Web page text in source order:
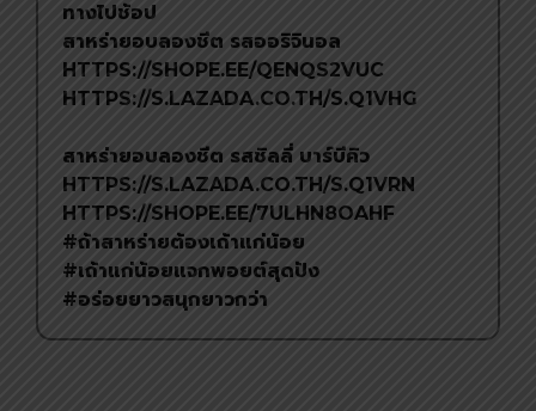
ทางไปช้อป
สาหร่ายอบลองชีต รสออริจินอล
HTTPS://SHOPE.EE/QENQS2VUC
HTTPS://S.LAZADA.CO.TH/S.Q1VHG
สาหร่ายอบลองชีต รสชิลลี่ บาร์บีคิว
HTTPS://S.LAZADA.CO.TH/S.Q1VRN
HTTPS://SHOPE.EE/7ULHN8OAHF
#ถ้าสาหร่ายต้องเถ้าแก่น้อย
#เถ้าแก่น้อยแจกพอยต์สุดปัง
#อร่อยยาวสนุกยาวกว่า